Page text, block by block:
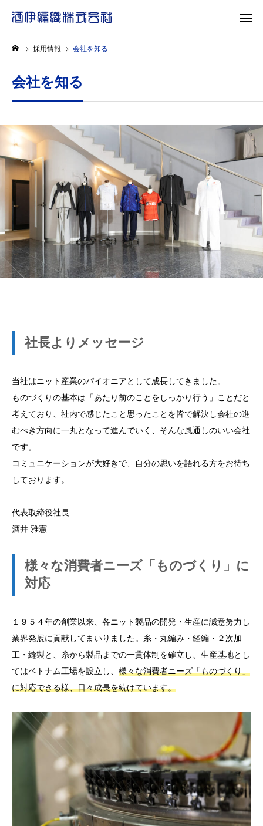
採用情報 会社を知る
会社を知る
社長よりメッセージ
当社はニット産業のパイオニアとして成長してきました。
ものづくりの基本は「あたり前のことをしっかり行う」ことだと
考えており、社内で感じたこと思ったことを皆で解決し会社の進
むべき方向に一丸となって進んでいく、そんな風通しのいい会社
です。
コミュニケーションが大好きで、自分の思いを語れる方をお待ち
しております。
代表取締役社長
酒井 雅憲
様々な消費者ニーズ「ものづくり」に
対応
１９５４年の創業以来、各ニット製品の開発・生産に誠意努力し
業界発展に貢献してまいりました。糸・丸編み・経編・２次加
工・縫製と、糸から製品までの一貫体制を確立し、生産基地とし
てはベトナム工場を設立し、 様々な消費者ニーズ「ものづくり」
に対応できる様、日々成長を続けています。